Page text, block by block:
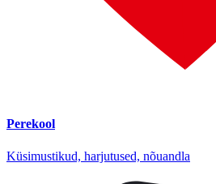
Perekool
Küsimustikud, harjutused, nõuandla